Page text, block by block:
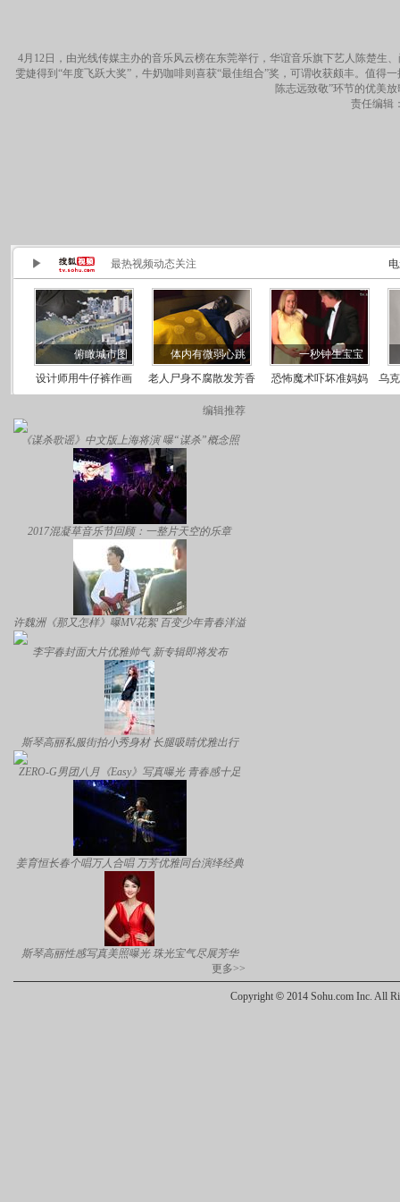
4月12日，由光线传媒主办的音乐风云榜在东莞举行，华谊音乐旗下艺人陈楚生
雯婕得到“年度飞跃大奖”，牛奶咖啡则喜获“最佳组合”奖，可谓收获颇丰。值得
陈志远致敬”环节的优美
责任编辑
编辑推荐
《谋杀歌谣》中文版上海将演 曝“谋杀”概念照
2017混凝草音乐节回顾：一整片天空的乐章
许魏洲《那又怎样》曝MV花絮 百变少年青春洋溢
李宇春封面大片优雅帅气 新专辑即将发布
斯琴高丽私服街拍小秀身材 长腿吸睛优雅出行
ZERO-G男团八月《Easy》写真曝光 青春感十足
姜育恒长春个唱万人合唱 万芳优雅同台演绎经典
斯琴高丽性感写真美照曝光 珠光宝气尽展芳华
更多>>
Copyright © 2014 Sohu.com Inc. All